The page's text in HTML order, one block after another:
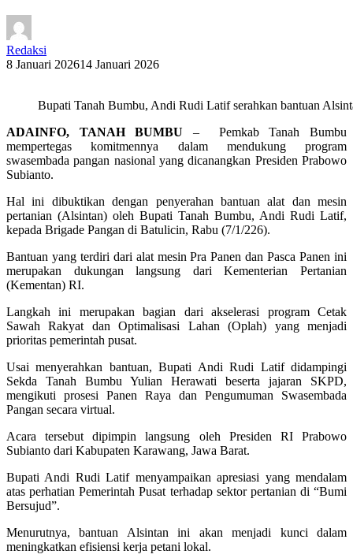
Redaksi
8 Januari 202614 Januari 2026
Bupati Tanah Bumbu, Andi Rudi Latif serahkan bantuan
ADAINFO, TANAH BUMBU – Pemkab Tanah Bumbu
mempertegas komitmennya dalam mendukung program
swasembada pangan nasional yang dicanangkan Presiden Prabowo
Subianto.
Hal ini dibuktikan dengan penyerahan bantuan alat dan mesin
pertanian (Alsintan) oleh Bupati Tanah Bumbu, Andi Rudi Latif,
kepada Brigade Pangan di Batulicin, Rabu (7/1/226).
Bantuan yang terdiri dari alat mesin Pra Panen dan Pasca Panen ini
merupakan dukungan langsung dari Kementerian Pertanian
(Kementan) RI.
Langkah ini merupakan bagian dari akselerasi program Cetak
Sawah Rakyat dan Optimalisasi Lahan (Oplah) yang menjadi
prioritas pemerintah pusat.
Usai menyerahkan bantuan, Bupati Andi Rudi Latif didampingi
Sekda Tanah Bumbu Yulian Herawati beserta jajaran SKPD,
mengikuti prosesi Panen Raya dan Pengumuman Swasembada
Pangan secara virtual.
Acara tersebut dipimpin langsung oleh Presiden RI Prabowo
Subianto dari Kabupaten Karawang, Jawa Barat.
Bupati Andi Rudi Latif menyampaikan apresiasi yang mendalam
atas perhatian Pemerintah Pusat terhadap sektor pertanian di “Bumi
Bersujud”.
Menurutnya, bantuan Alsintan ini akan menjadi kunci dalam
meningkatkan efisiensi kerja petani lokal.